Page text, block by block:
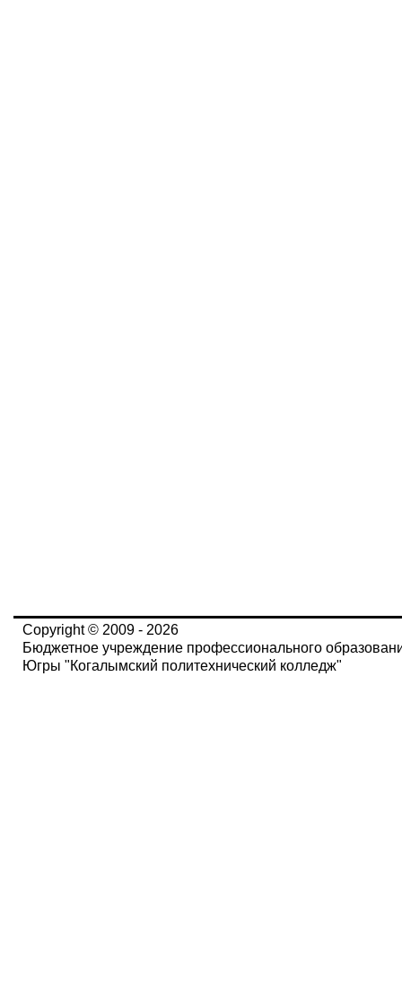
Copyright © 2009 - 2026
Бюджетное учреждение профессионального
Югры "Когалымский политехнический колледж"